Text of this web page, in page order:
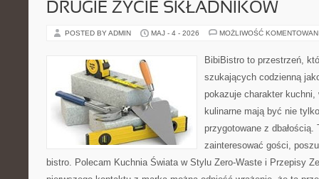
DRUGIE ŻYCIE SKŁADNIKÓW
POSTED BY ADMIN MAJ - 4 - 2026 MOŻLIWOŚĆ
BibiBistro to przestrzeń,
szukających codzienną
pokazuje charakter
kulinarne mają być nie
przygotowane z
zainteresować gości,
bistro. Polecam Kuchnia Świata w Stylu Zero-Waste i Przepisy